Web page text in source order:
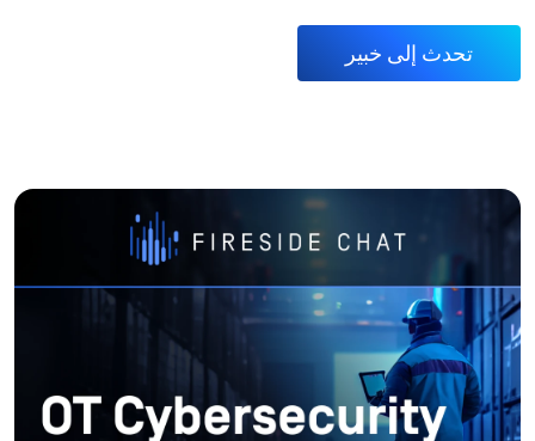
تحدث إلى خبير